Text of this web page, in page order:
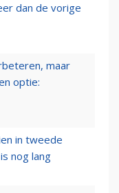
dan de vorige
maar
optie:
in tweede
nog lang